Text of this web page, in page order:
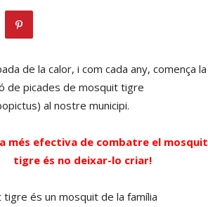
de la calor, i com cada any, comença la
de picades de mosquit tigre
al nostre municipi.
més efectiva de combatre el mosquit
tigre és no deixar-lo criar!
tigre és un mosquit de la família